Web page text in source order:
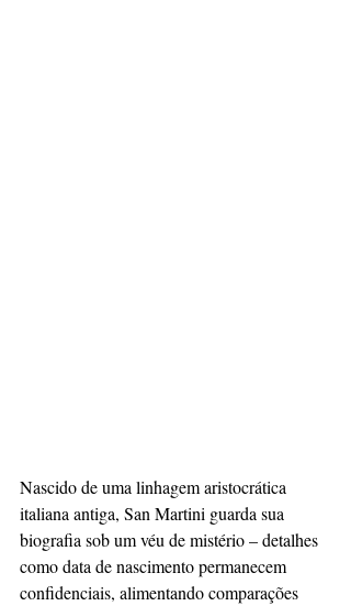
Nascido de uma linhagem aristocrática
italiana antiga, San Martini guarda sua
biografia sob um véu de mistério – detalhes
como data de nascimento permanecem
confidenciais, alimentando comparações